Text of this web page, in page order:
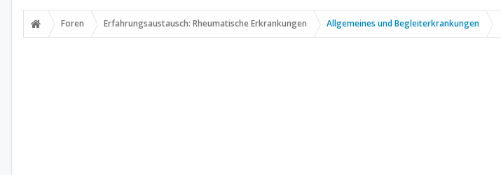
Foren Erfahrungsaustausch: Rheumatische Erkrankungen Allgemeines und Begleiterkrankungen